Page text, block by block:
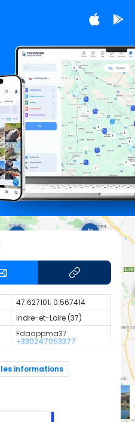
47.627101; 0.567414
Indre-et-Loire (37)
Fdaappma37
+330247053377
km classé en 1ère
informations